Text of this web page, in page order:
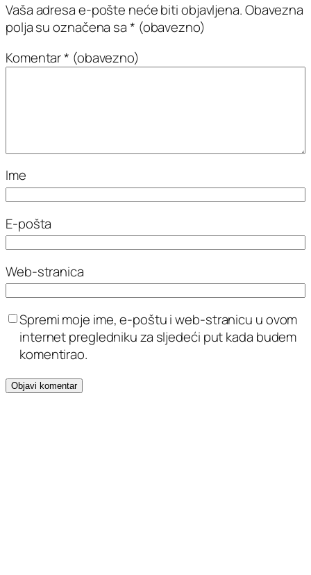
Vaša adresa e-pošte neće biti objavljena.Obavezna
polja su označena sa* (obavezno)
Komentar* (obavezno)
Ime
E-pošta
Web-stranica
Spremi moje ime, e-poštu i web-stranicu u ovom
internet pregledniku za sljedeći put kada budem
komentirao.